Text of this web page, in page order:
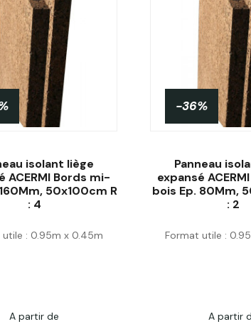
isolant liège
ACERMI Bords mi-
50x100cm R
: 4
utile : 0.95m x 0.45m
A partir de
-36%
Panneau
expansé
bois Ep. 80Mm,
: 2
Format utile :
A partir